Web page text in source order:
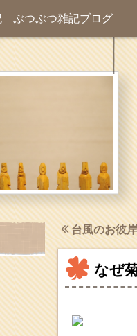
ぶつぶつ雑記ブログ
台風のお彼
なぜ